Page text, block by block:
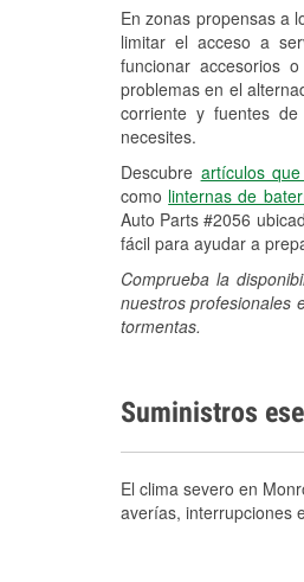
En zonas propensas a
limitar el acceso a
funcionar accesorios
problemas en el
corriente y fuentes
necesites.
Descubre artículos
como linternas de
Auto Parts #2056
fácil para ayudar a
Comprueba la
nuestros profesionales
tormentas.
Suministros
El clima severo en
averías, interrupciones